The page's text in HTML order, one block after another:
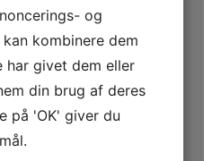
og
kombinere dem
har givet dem eller
din brug af deres
på 'OK' giver du